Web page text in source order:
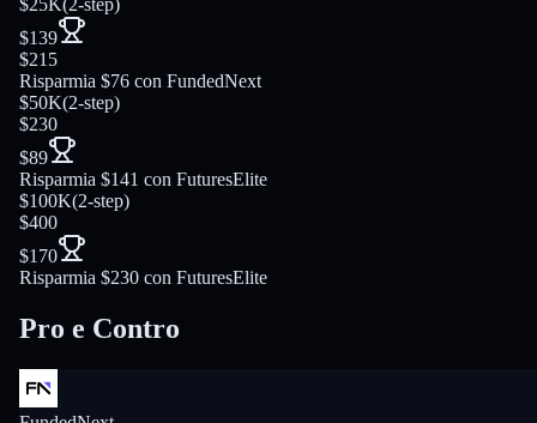
$25K(2-step)
$139
$215
Risparmia $76 con FundedNext
$50K(2-step)
$230
$89
Risparmia $141 con FuturesElite
$100K(2-step)
$400
$170
Risparmia $230 con FuturesElite
Pro e Contro